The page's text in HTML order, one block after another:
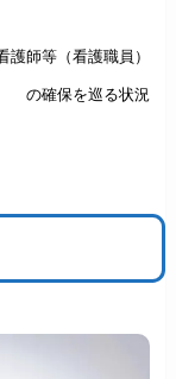
師等（看護職員）
の確保を巡る状況